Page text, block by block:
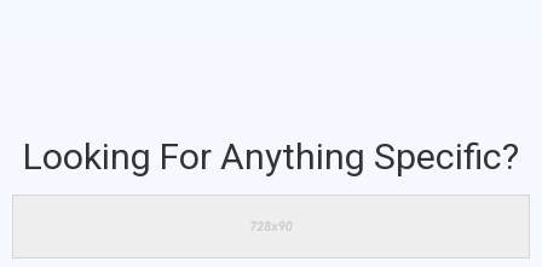
Looking For Anything Specific?